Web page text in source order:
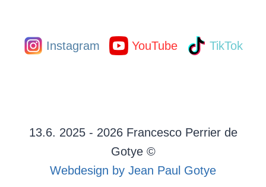
Instagram YouTube TikTok
13.6. 2025 - 2026 Francesco Perrier de
Gotye ©
Webdesign by Jean Paul Gotye